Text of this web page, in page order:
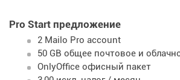
Pro Start предложение
2 Mailo Pro account
50 GB общее почтовое и
OnlyOffice офисный пакет